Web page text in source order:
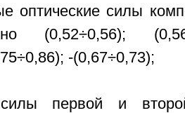
оптические силы
(0,52÷0,56);
-(0,67÷0,73);
силы первой и